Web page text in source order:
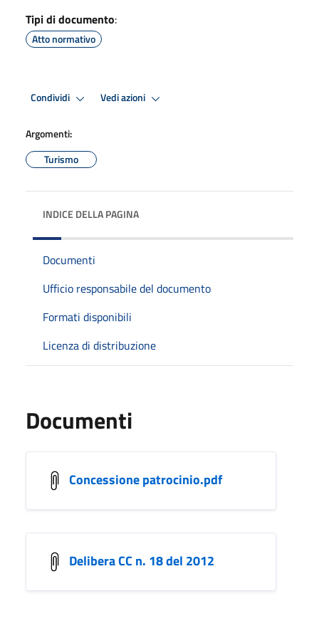
Tipi di documento:
Atto normativo
Condividi Vedi azioni
Argomenti:
Turismo
INDICE DELLA PAGINA
Documenti
Ufficio responsabile del documento
Formati disponibili
Licenza di distribuzione
Documenti
Concessione patrocinio.pdf
Delibera CC n. 18 del 2012